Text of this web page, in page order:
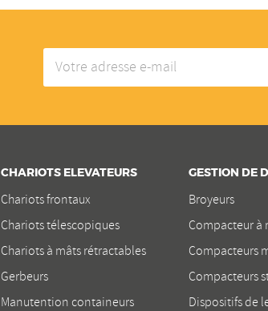
adresse
CHARIOTS ELEVATEURS
Chariots frontaux
Chariots télescopiques
Chariots à mâts rétractables
Gerbeurs
Manutention containeurs
GESTION DE
Broyeurs
Compacteur à
Compacteurs
Compacteurs
Dispositifs de